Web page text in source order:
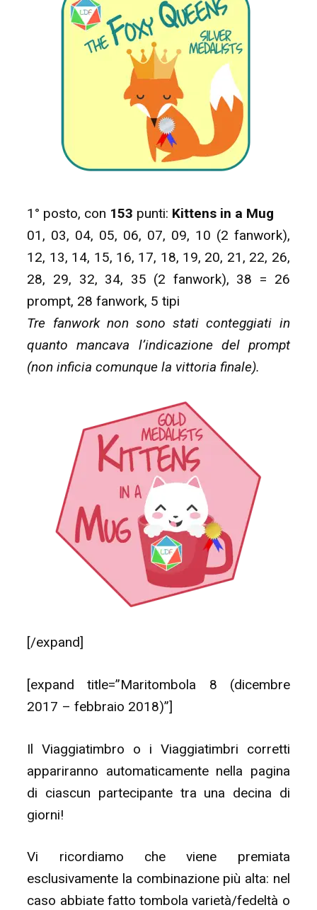
1° posto, con 153 punti: Kittens in a Mug
01, 03, 04, 05, 06, 07, 09, 10 (2 fanwork),
12, 13, 14, 15, 16, 17, 18, 19, 20, 21, 22, 26,
28, 29, 32, 34, 35 (2 fanwork), 38 = 26
prompt, 28 fanwork, 5 tipi
Tre fanwork non sono stati conteggiati in
quanto mancava l’indicazione del prompt
(non inficia comunque la vittoria finale).
[/expand]
[expand title=”Maritombola 8 (dicembre
2017 – febbraio 2018)”]
Il Viaggiatimbro o i Viaggiatimbri corretti
appariranno automaticamente nella pagina
di ciascun partecipante tra una decina di
giorni!
Vi ricordiamo che viene premiata
esclusivamente la combinazione più alta: nel
caso abbiate fatto tombola varietà/fedeltà o